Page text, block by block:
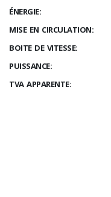
ÉNERGIE:
MISE EN CIRCULATION:
BOITE DE VITESSE:
PUISSANCE:
TVA APPARENTE: